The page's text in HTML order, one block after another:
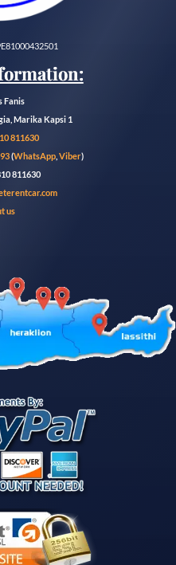
Fanis
Marika Kapsi 1
811630
(WhatsApp Viber)
811630
us